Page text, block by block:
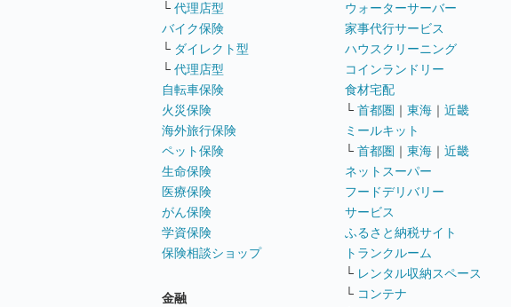
└ 代理店型
バイク保険
└ ダイレクト型
└ 代理店型
自転車保険
火災保険
海外旅行保険
ペット保険
生命保険
医療保険
がん保険
学資保険
保険相談ショップ
金融
ウォーターサーバー
家事代行サービス
ハウスクリーニング
コインランドリー
食材宅配
└ 首都圏 ｜ 東海 ｜ 近畿
ミールキット
└ 首都圏 ｜ 東海 ｜ 近畿
ネットスーパー
フードデリバリー
サービス
ふるさと納税サイト
トランクルーム
└ レンタル収納スペース
└ コンテナ